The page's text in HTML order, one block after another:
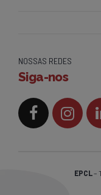
NOSSAS REDES
Siga-nos
EPCL–